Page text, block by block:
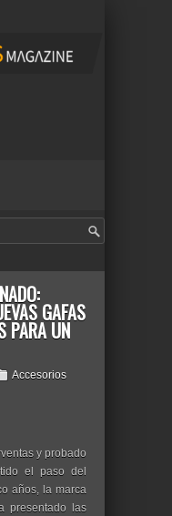
GAFAS
PARA UN
Accesorios
y probado
el paso del
años, la marca
presentado las